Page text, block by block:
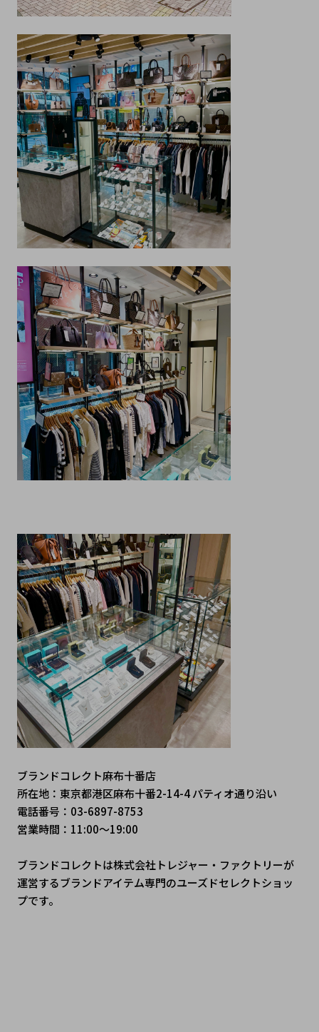
ブランドコレクト麻布十番店
所在地：東京都港区麻布十番2-14-4 パティオ通り沿い
電話番号：03-6897-8753
営業時間：11:00～19:00
ブランドコレクトは株式会社トレジャー・ファクトリーが
運営するブランドアイテム専門のユーズドセレクトショッ
プです。